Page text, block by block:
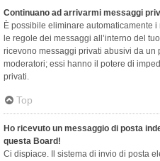
Continuano ad arrivarmi messaggi
È possibile eliminare automaticamente
le regole dei messaggi all’interno del
ricevono messaggi privati ​​abusivi da
moderatori; essi hanno il potere di
privati​​.
Top
Ho ricevuto un messaggio di posta
questa Board!
Ci dispiace. Il sistema di invio di posta